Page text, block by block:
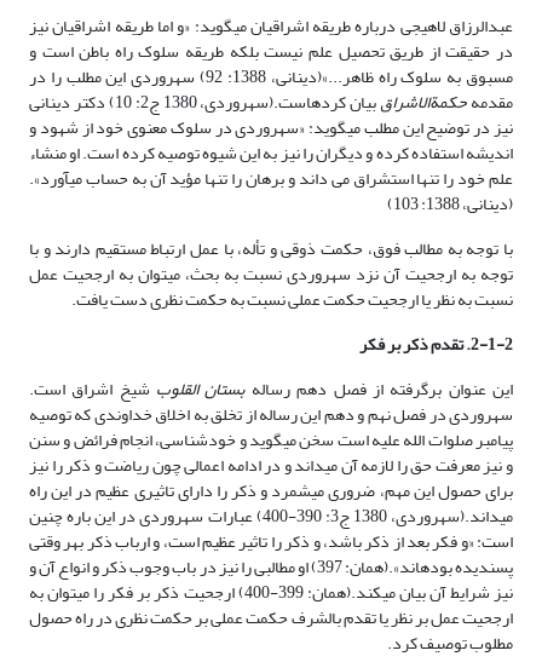
عبدالرزاق لاهیجی درباره طریقه اشراقیان می­گوید: «و اما طریقه اشراقیان نیز
در حقیقت از طریق تحصیل علم نیست بلکه طریقه سلوک راه باطن است و
مسبوق به سلوک راه ظاهر...»(دینانی، 1388: 92) سهروردی این مطلب را در
مقدمهحکمة­الاشراق بیان کرده­است.(سهروردی، 1380 ج2: 10) دکتر دینانی
نیز در توضیح این مطلب می­گوید: «سهروردی در سلوک معنوی خود از شهود و
اندیشه استفاده کرده و دیگران را نیز به این شیوه توصیه کرده است. او منشاء
علم خود را تنها استشراق می داند و برهان را تنها مؤید آن به حساب می­آورد».
(دینانی، 1388: 103)
با توجه به مطالب فوق، حکمت ذوقی و تأله، با عمل ارتباط مستقیم دارند و با
توجه به ارجحیت آن نزد سهروردی نسبت به بحث، می­توان به ارجحیت عمل
نسبت به نظر یا ارجحیت حکمت عملی نسبت به حکمت نظری دست یافت.
2-1-2. تقدم ذکر بر فکر
این عنوان برگرفته از فصل دهم رسالهبستان القلوب شیخ اشراق است.
سهروردی در فصل نهم و دهم این رساله از تخلق به اخلاق خداوندی که توصیه
پیامبر صلوات الله علیه است سخن می­گوید و خودشناسی، انجام فرائض و سنن
و نیز معرفت حق را لازمه آن می­داند و در ادامه اعمالی چون ریاضت و ذکر را نیز
برای حصول این مهم، ضروری می­شمرد و ذکر را دارای تاثیری عظیم در این راه
می­داند.(سهروردی، 1380 ج3: 390-400) عبارات سهروردی در این باره چنین
است: «و فکر بعد از ذکر باشد، و ذکر را تاثیر عظیم است، و ارباب ذکر بهر وقتی
پسندیده بوده­اند».(همان: 397) او مطالبی را نیز در باب وجوب ذکر و انواع آن و
نیز شرایط آن بیان می­کند.(همان: 399-400) ارجحیت ذکر بر فکر را می­توان به
ارجحیت عمل بر نظر یا تقدم بالشرف حکمت عملی بر حکمت نظری در راه حصول
مطلوب توصیف کرد.